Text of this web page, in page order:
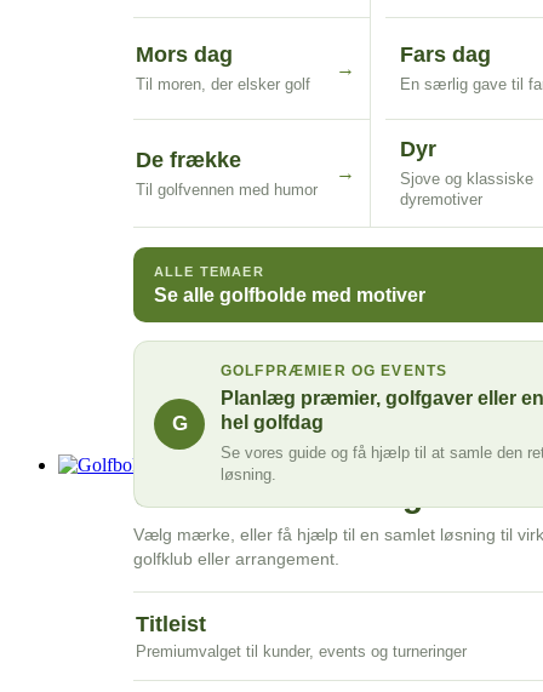
Mors dag
Til moren, der elsker golf
→
Fars dag
En særlig gave til
De frække
Til golfvennen med humor
→
Dyr
Sjove og klassiske
dyremotiver
ALLE TEMAER
Se alle golfbolde med motiver
G
GOLFPRÆMIER OG EVENTS
Planlæg præmier, golfgaver eller en
hel golfdag
Se vores guide og få hjælp til at samle den
løsning.
Golfbolde med logo
PROFESSIONELT OG PERMANENT PRINT
Golfbolde med logo
Vælg mærke, eller få hjælp til en samlet løsning til
golfklub eller arrangement.
Titleist
Premiumvalget til kunder, events og turneringer